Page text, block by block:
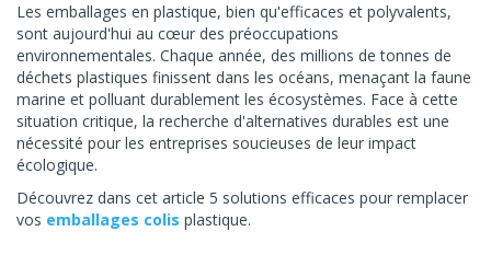
Les emballages en plastique, bien qu'efficaces et polyvalents,
sont aujourd'hui au cœur des préoccupations
environnementales. Chaque année, des millions de tonnes de
déchets plastiques finissent dans les océans, menaçant la faune
marine et polluant durablement les écosystèmes. Face à cette
situation critique, la recherche d'alternatives durables est une
nécessité pour les entreprises soucieuses de leur impact
écologique.
Découvrez dans cet article 5 solutions efficaces pour remplacer
vos emballages colis plastique.